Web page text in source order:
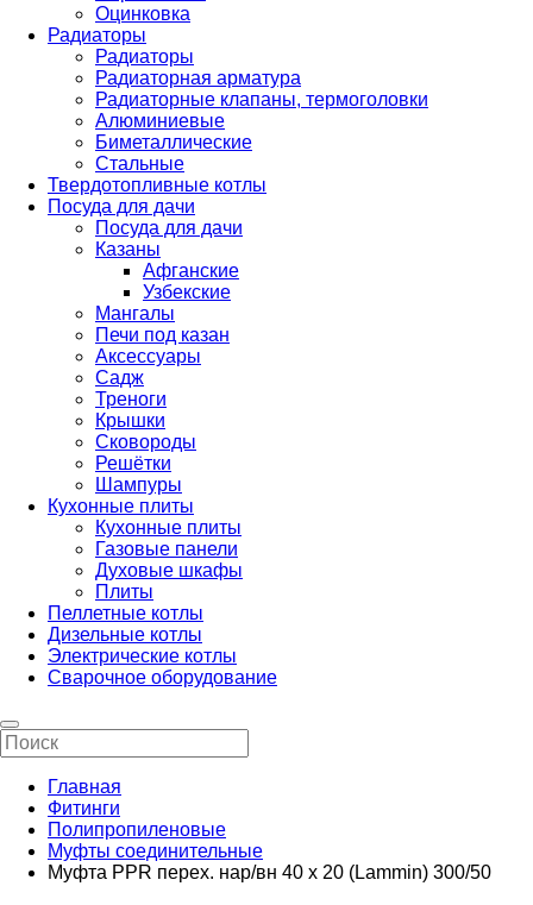
Оцинковка
Радиаторы
Радиаторы
Радиаторная арматура
Радиаторные клапаны, термоголовки
Алюминиевые
Биметаллические
Стальные
Твердотопливные котлы
Посуда для дачи
Посуда для дачи
Казаны
Афганские
Узбекские
Мангалы
Печи под казан
Аксессуары
Садж
Треноги
Крышки
Сковороды
Решётки
Шампуры
Кухонные плиты
Кухонные плиты
Газовые панели
Духовые шкафы
Плиты
Пеллетные котлы
Дизельные котлы
Электрические котлы
Сварочное оборудование
Главная
Фитинги
Полипропиленовые
Муфты соединительные
Муфта PPR перех. нар/вн 40 х 20 (Lammin) 300/50